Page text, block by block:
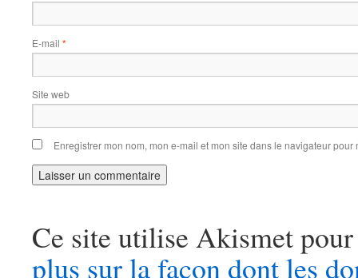
E-mail *
Site web
Enregistrer mon nom, mon e-mail et mon site dans le navigateur
Ce site utilise Akismet
plus sur la façon dont les